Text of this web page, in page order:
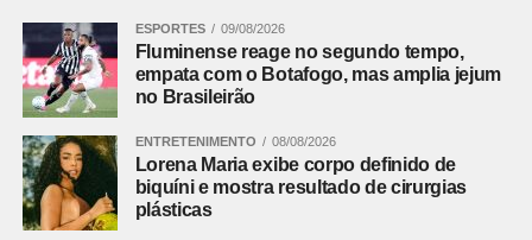
ofensivo e quase empatou logo aos dois minutos. Samuel
Xavier cruzou para Serna, que cabeceou sem força e
facilitou a defesa de Warleson.
Com maior participação de Soteldo pelo lado direito, o
Tricolor passou a encontrar mais espaços na defesa
adversária. A pressão surtiu efeito aos 12 minutos.
ESPORTES 09/08/2026
Fluminense reage no segundo tempo,
empata com o Botafogo, mas amplia jejum
no Brasileirão
ENTRETENIMENTO 08/08/2026
Lorena Maria exibe corpo definido de
biquíni e mostra resultado de cirurgias
plásticas